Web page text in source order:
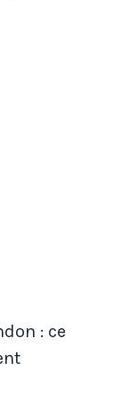
: ce